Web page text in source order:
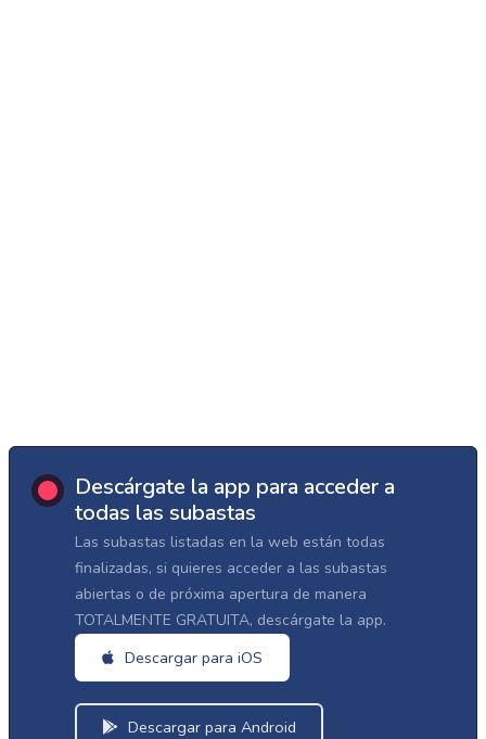
Descárgate la app para acceder a
todas las subastas
Las subastas listadas en la web están todas
finalizadas, si quieres acceder a las subastas
abiertas o de próxima apertura de manera
TOTALMENTE GRATUITA, descárgate la app.
Descargar para iOS
Descargar para Android